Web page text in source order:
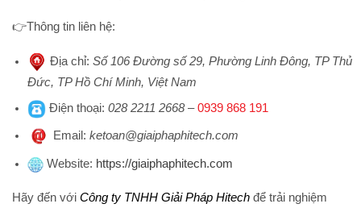
👉Thông tin liên hệ:
Địa chỉ: Số 106 Đường số 29, Phường Linh Đông, TP Thủ
Đức, TP Hồ Chí Minh, Việt Nam
Điện thoại: 028 2211 2668–0939 868 191
Email: ketoan@giaiphaphitech.com
Website: https://giaiphaphitech.com
Hãy đến với Công ty TNHH Giải Pháp Hitech để trải nghiệm